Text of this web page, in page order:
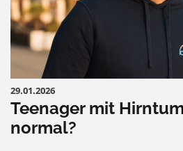
29.01.2026
Teenager mit
normal?